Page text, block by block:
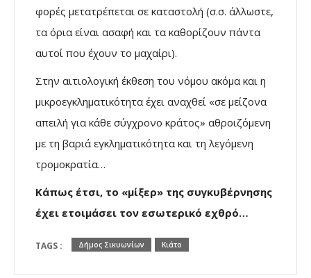
φορές μετατρέπεται σε καταστολή (σ.σ. άλλωστε,
τα όρια είναι ασαφή και τα καθορίζουν πάντα
αυτοί που έχουν το μαχαίρι).
Στην αιτιολογική έκθεση του νόμου ακόμα και η
μικροεγκληματικότητα έχει αναχθεί «σε μείζονα
απειλή για κάθε σύγχρονο κράτος» αθροιζόμενη
με τη βαριά εγκληματικότητα και τη λεγόμενη
τρομοκρατία…
Κάπως έτσι, το «μίξερ» της συγκυβέρνησης
έχει ετοιμάσει τον εσωτερικό εχθρό…
TAGS : Δήμος Σικυωνίων Κιάτο